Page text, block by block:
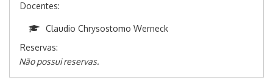
Docentes:
Claudio Chrysostomo Werneck
Reservas:
Não possui reservas.